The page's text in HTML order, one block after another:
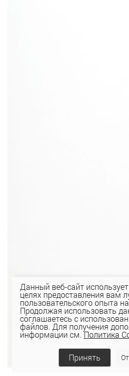
Данный веб-сайт
целях предоставления вам
пользовательского опыта
Продолжая использовать
соглашаетесь с
файлов. Для получения
информации см.Политика
Принять